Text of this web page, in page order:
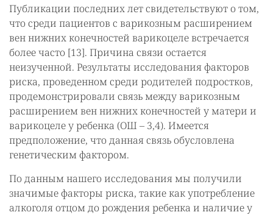
Публикации последних лет свидетельствуют о том,
что среди пациентов с варикозным расширением
вен нижних конечностей варикоцеле встречается
более часто [13]. Причина связи остается
неизученной. Результаты исследования факторов
риска, проведенном среди родителей подростков,
продемонстрировали связь между варикозным
расширением вен нижних конечностей у матери и
варикоцеле у ребенка (ОШ – 3,4). Имеется
предположение, что данная связь обусловлена
генетическим фактором.
По данным нашего исследования мы получили
значимые факторы риска, такие как употребление
алкоголя отцом до рождения ребенка и наличие у